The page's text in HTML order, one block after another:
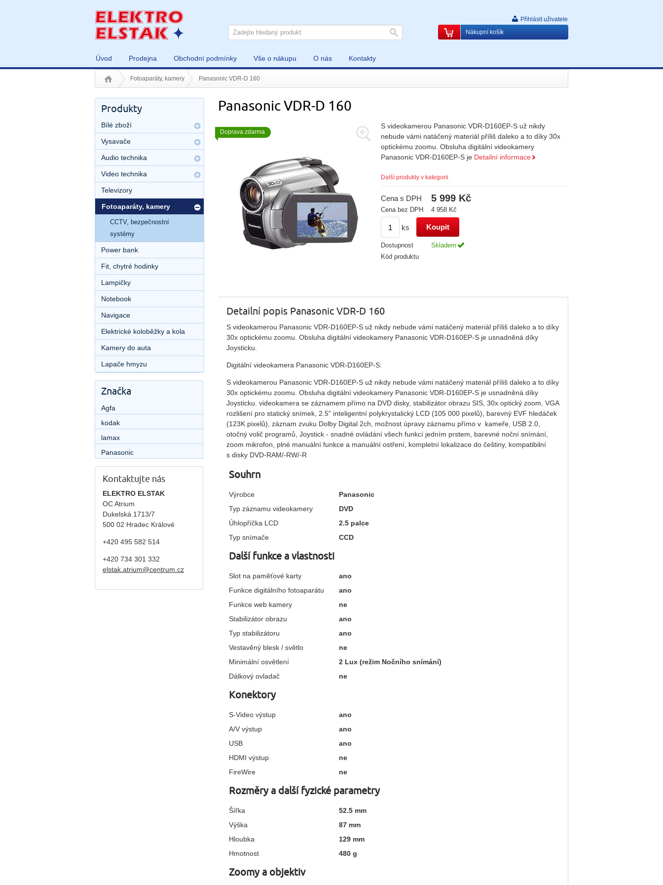
Úvod Prodejna Obchodní podmínky Vše o nákupu O nás Kontakty
Přihlásit uživatele
Nákupní košík
Fotoaparáty, kamery Panasonic VDR-D 160
Panasonic VDR-D 160
Doprava zdarma
S videokamerou Panasonic VDR-D160EP-S už nikdy
nebude vámi natáčený materiál příliš daleko a to díky 30x
optickému zoomu. Obsluha digitální videokamery
Panasonic VDR-D160EP-S je Detailní informace
Další produkty v kategorii
Cena s DPH 5 999 Kč
Cena bez DPH 4 958 Kč
ks
Dostupnost
Skladem
Kód produktu
Detailní popis Panasonic VDR-D 160
S videokamerou Panasonic VDR-D160EP-S už nikdy nebude vámi natáčený materiál příliš daleko a to díky
30x optickému zoomu. Obsluha digitální videokamery Panasonic VDR-D160EP-S je usnadněná díky
Joysticku.
Digitální videokamera Panasonic VDR-D160EP-S:
S videokamerou Panasonic VDR-D160EP-S už nikdy nebude vámi natáčený materiál příliš daleko a to díky
30x optickému zoomu. Obsluha digitální videokamery Panasonic VDR-D160EP-S je usnadněná díky
Joysticku. videokamera se záznamem přímo na DVD disky, stabilizátor obrazu SIS, 30x optický zoom, VGA
rozlišení pro statický snímek, 2.5" inteligentní polykrystalický LCD (105 000 pixelů), barevný EVF hledáček
(123K pixelů), záznam zvuku Dolby Digital 2ch, možnost úpravy záznamu přímo v kameře, USB 2.0,
otočný volič programů, Joystick - snadné ovládání všech funkcí jedním prstem, barevné noční snímání,
zoom mikrofon, plné manuální funkce a manuální ostření, kompletní lokalizace do češtiny, kompatibilní
s disky DVD-RAM/-RW/-R
Souhrn
Výrobce
Panasonic
Typ záznamu videokamery
DVD
Úhlopříčka LCD
2.5 palce
Typ snímače
CCD
Další funkce a vlastnosti
Slot na paměťové karty
ano
Funkce digitálního fotoaparátu
ano
Funkce web kamery
ne
Stabilizátor obrazu
ano
Typ stabilizátoru
ano
Vestavěný blesk / světlo
ne
Minimální osvětlení
2 Lux (režim Nočního snímání)
Dálkový ovladač
ne
Konektory
S-Video výstup
ano
A/V výstup
ano
USB
ano
HDMI výstup
ne
FireWire
ne
Rozměry a další fyzické parametry
Šířka 52.5 mm
Výška
87 mm
Hloubka
129 mm
Hmotnost
480 g
Zoomy a objektiv
Produkty
Bílé zboží
Vysavače
Audio technika
Video technika
Televizory
Fotoaparáty, kamery
CCTV, bezpečnostní
systémy
Power bank
Fit, chytré hodinky
Lampičky
Notebook
Navigace
Elektrické koloběžky a kola
Kamery do auta
Lapače hmyzu
Značka
Agfa
kodak
lamax
Panasonic
Kontaktujte nás
ELEKTRO ELSTAK
OC Atrium
Dukelská 1713/7
500 02 Hradec Králové
+420 495 582 514
+420 734 301 332
elstak.atrium@centrum.cz